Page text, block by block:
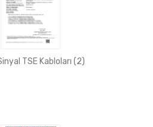
TSE Kabloları (2)